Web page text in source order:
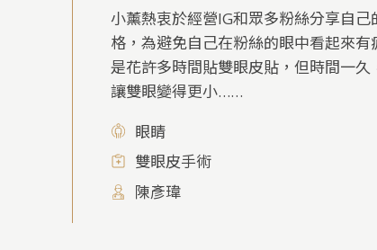
小薰熱衷於經營IG和眾多粉絲分享自己
格，為避免自己在粉絲的眼中看起來有
是花許多時間貼雙眼皮貼，但時間一久
讓雙眼變得更小……
眼睛
雙眼皮手術
陳彥瑋